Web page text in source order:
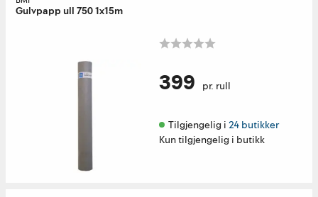
Gulvpapp ull 750 1x15m
399 pr. rull
Tilgjengelig i 24 butikker
Kun tilgjengelig i butikk